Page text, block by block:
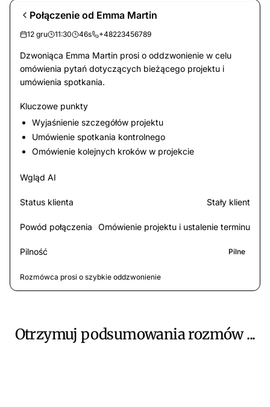
Połączenie od Emma Martin
12 gru 11:30 46s +48223456789
Dzwoniąca Emma Martin prosi o oddzwonienie w celu
omówienia pytań dotyczących bieżącego projektu i
umówienia spotkania.
Kluczowe punkty
Wyjaśnienie szczegółów projektu
Umówienie spotkania kontrolnego
Omówienie kolejnych kroków w projekcie
Wgląd AI
Status klienta Stały klient
Powód połączenia Omówienie projektu i ustalenie terminu
Pilność Pilne
Rozmówca prosi o szybkie oddzwonienie
Otrzymuj podsumowania rozmów ...